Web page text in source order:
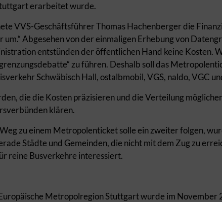
erarbeitet wurde.
VVS-Geschäftsführer Thomas Hachenberger die
um.“ Abgesehen von der einmaligen Erhebung von
entstünden der öffentlichen Hand keine Kosten.
zu führen. Deshalb soll das
Schwäbisch Hall, ostalbmobil, VGS, naldo, VGC
die die Kosten präzisieren und die Verteilung
klären.
zu einem Metropolenticket solle ein zweiter folgen,
Städte und Gemeinden, die nicht mit dem Zug zu
reine Busverkehre interessiert.
Metropolregion Stuttgart wurde im November